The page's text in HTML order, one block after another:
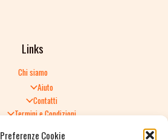
Preferenze Cookie
Links
Chi siamo
Aiuto
Contatti
Termini e Condizioni